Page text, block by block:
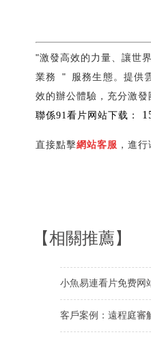
"激發高效的力量、讓世
業務
"
服務生態。提供
效的辦公體驗，充分激發
聯係91看片网站下载：
直接點擊網站客服 ，進
【相關推薦】
小魚易連看片免费网
客戶案例：遠程庭審